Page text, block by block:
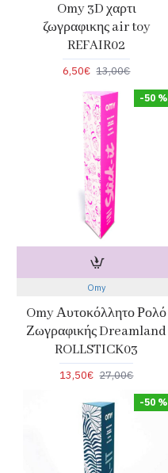
Omy 3D χαρτι
ζωγραφικης air toy
REFAIR02
6,50€ 13,00€
-50 %
Omy
Omy Αυτοκόλλητο Ρολό
Ζωγραφικής Dreamland
ROLLSTICK03
13,50€ 27,00€
-50 %